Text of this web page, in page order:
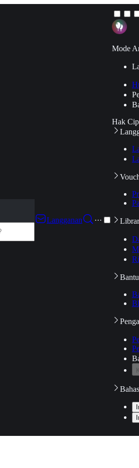
Langganan
···
Mode
Hak